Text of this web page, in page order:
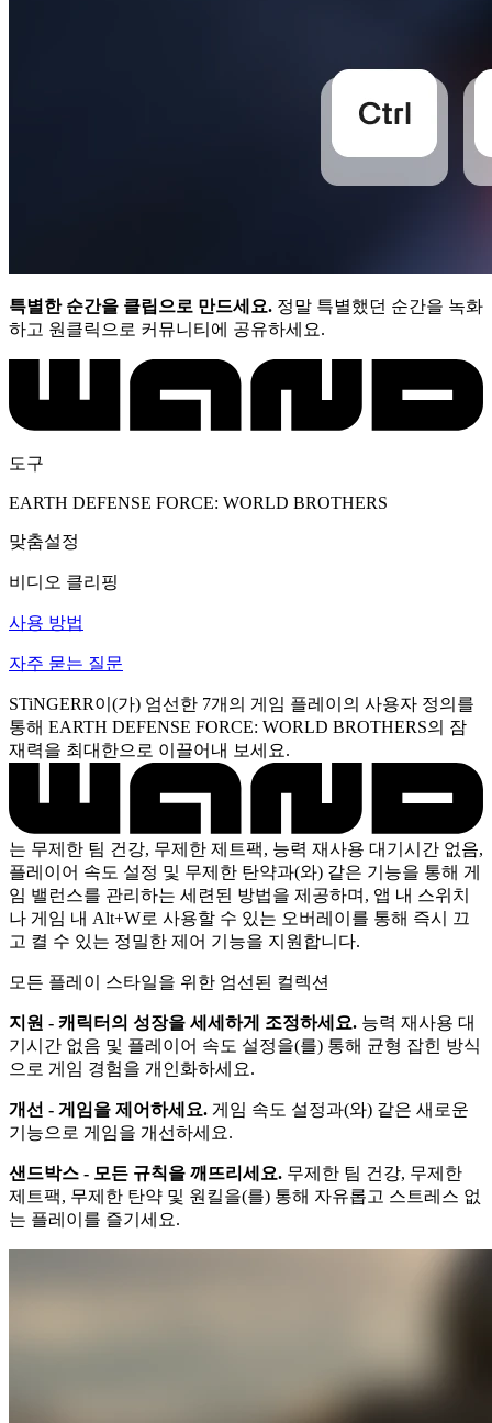
특별한 순간을 클립으로 만드세요. 정말 특별했던 순간을 녹화
하고 원클릭으로 커뮤니티에 공유하세요.
도구
EARTH DEFENSE FORCE: WORLD BROTHERS
맞춤설정
비디오 클리핑
사용 방법
자주 묻는 질문
STiNGERR이(가) 엄선한 7개의 게임 플레이의 사용자 정의를
통해 EARTH DEFENSE FORCE: WORLD BROTHERS의 잠
재력을 최대한으로 이끌어내 보세요.
는 무제한 팀 건강, 무제한 제트팩, 능력 재사용 대기시간 없음,
플레이어 속도 설정 및 무제한 탄약과(와) 같은 기능을 통해 게
임 밸런스를 관리하는 세련된 방법을 제공하며, 앱 내 스위치
나 게임 내 Alt+W로 사용할 수 있는 오버레이를 통해 즉시 끄
고 켤 수 있는 정밀한 제어 기능을 지원합니다.
모든 플레이 스타일을 위한 엄선된 컬렉션
지원 - 캐릭터의 성장을 세세하게 조정하세요. 능력 재사용 대
기시간 없음 및 플레이어 속도 설정을(를) 통해 균형 잡힌 방식
으로 게임 경험을 개인화하세요.
개선 - 게임을 제어하세요. 게임 속도 설정과(와) 같은 새로운
기능으로 게임을 개선하세요.
샌드박스 - 모든 규칙을 깨뜨리세요. 무제한 팀 건강, 무제한
제트팩, 무제한 탄약 및 원킬을(를) 통해 자유롭고 스트레스 없
는 플레이를 즐기세요.